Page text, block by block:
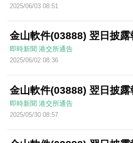
2025/06/03 08:51
金山軟件(03888) 翌日披
即時新聞 港交所通告
2025/06/02 08:36
金山軟件(03888) 翌日披
即時新聞 港交所通告
2025/05/30 08:57